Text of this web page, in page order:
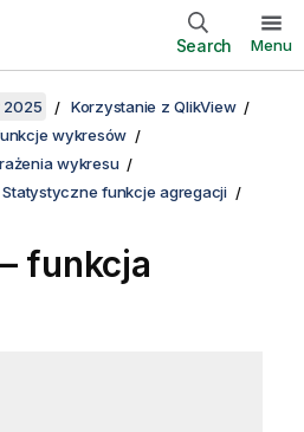
Search Menu
2025
Korzystanie z QlikView
wykresów
wykresu
Statystyczne funkcje agregacji
funkcja